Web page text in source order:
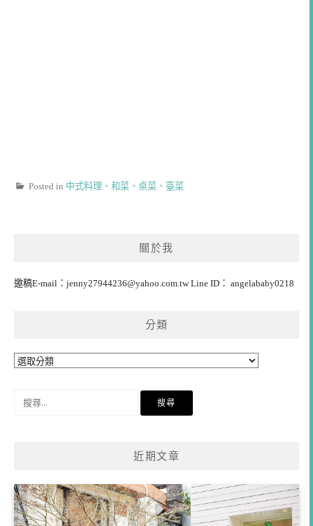
Posted in 中式料理、和菜、桌菜、臺菜
關於我
邀稿E-mail： jenny27944236@yahoo.com.twLine ID： angelababy0218
分類
分
近期文章